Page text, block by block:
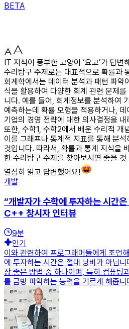
BETA
IT 지식이 풍부한 고양이 ‘요고’가 답변
수리탐구 주제로는 대표적으로 확률과
회계학에서는 데이터 분석과 패턴 파악
식을 활용하여 다양한 회계 관련 문제
니다. 예를 들어, 회계정보를 분석하여
예측하는데 확률 모형을 적용하거나,
기업의 경영 전략에 대한 의사결정을
또한, 수학1, 수학2에서 배운 수리적 개
이를 그래프나 통계적 지표를 통해 분
것입니다. 따라서, 확률과 통계 지식을
한 수리탐구 주제를 찾아보시면 좋을 것
열심히 읽고 답변했어요!
개발
“개발자가 수학에 투자하는 시간
C++ 창시자 인터뷰
9분
인기
이와 관련하여 프로그래머들에게 조언
에 투자하는 시간은 절대 낭비가 아닙
장 좋은 방법 중 하나이며, 특히 컴퓨팅
를 금방 파악하는 능력을 기르게 해줍니